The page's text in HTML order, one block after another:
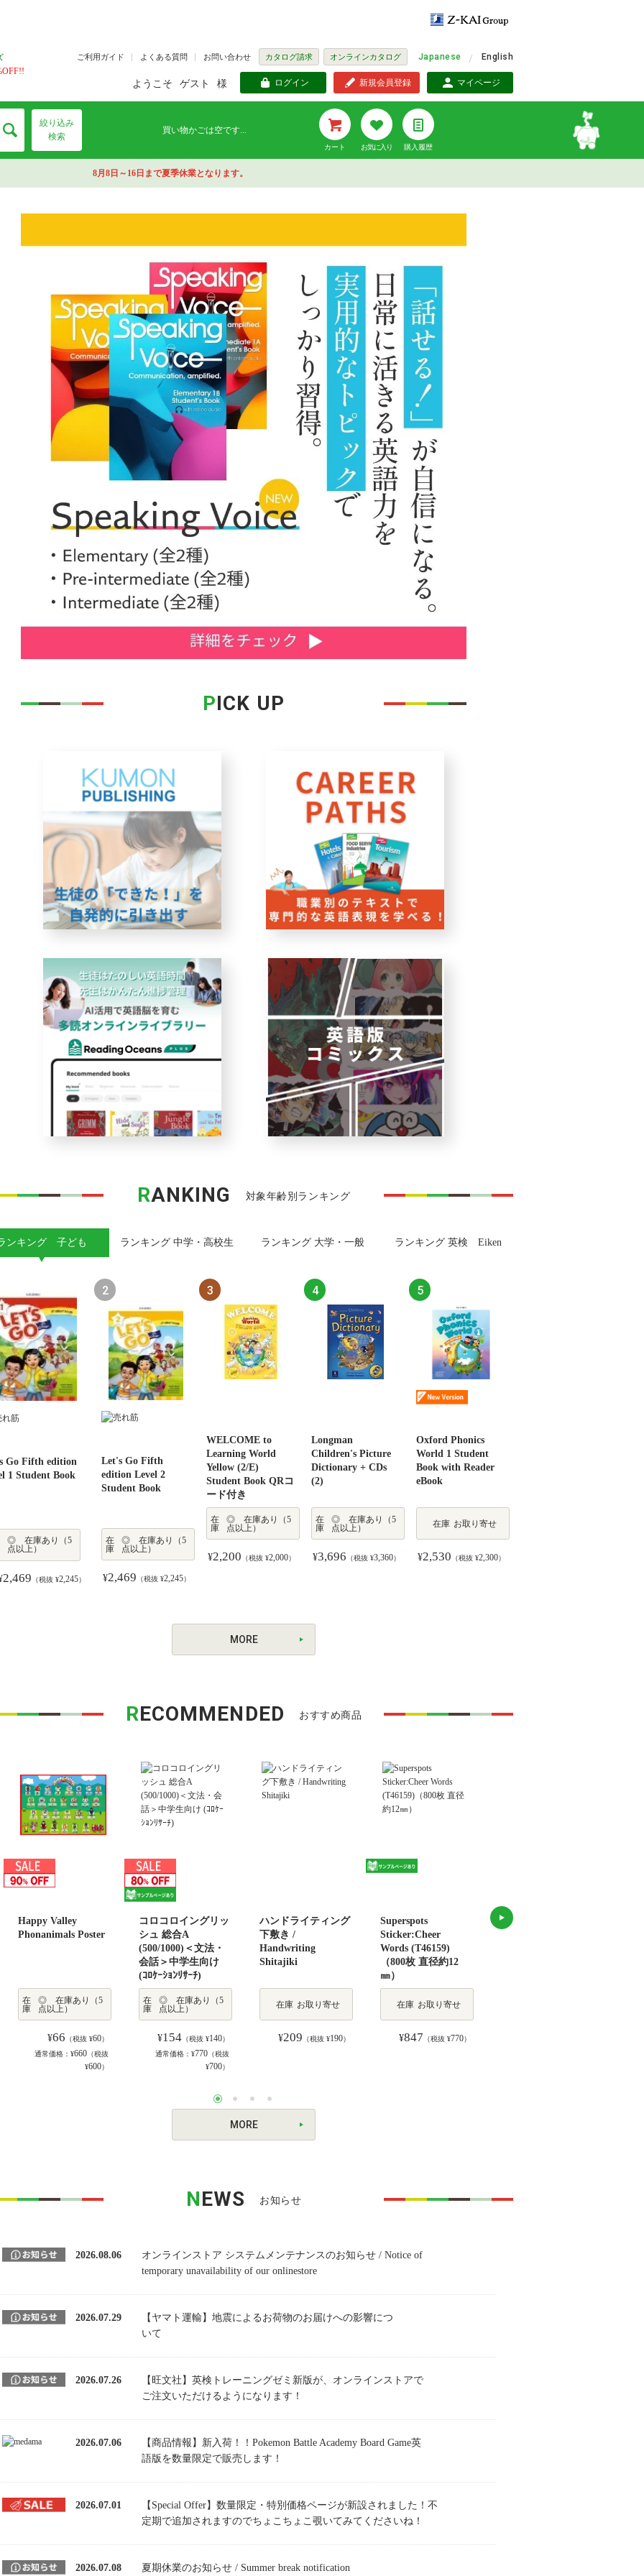
ご利用ガイド よくある質問 お問い合わせ カタログ請求 オンラインカタログ Japanese English
ようこそ ゲスト 様 ログイン 新規会員登録 マイページ
絞り込み
検索
買い物かごは空です...
カート お気に入り 購入履歴
8月8日～16日まで夏季休業となります。
PICK UP
RANKING 対象年齢別ランキング
ンキング 子ども
Go Fifth edition
1 Student Book
◎ 在庫あり（5
点以上）
2,469 （税抜 ¥2,245）
Let's Go Fifth
edition Level 2
Student Book
在
庫
◎ 在庫あり（5
点以上）
¥2,469 （税抜 ¥2,245）
WELCOME to
Learning World
Yellow (2/E)
Student Book QRコ
ード付き
在
庫
◎ 在庫あり（5
点以上）
¥2,200 （税抜 ¥2,000）
Longman
Children's Picture
Dictionary + CDs
(2)
在
庫
◎ 在庫あり（5
点以上）
¥3,696 （税抜 ¥3,360）
Oxford Phonics
World 1 Student
Book with Reader
eBook
在庫 お取り寄せ
¥2,530 （税抜 ¥2,300）
MORE
ランキング 中学・高校生
3,443（税抜 ¥
with Online
Practice
庫
～4点）
¥3,652
Side by Side Level 2
Extra : Student
Book and eText
在
庫
◎ 在庫あり（5
点以上）
¥3,443 （税抜 ¥3,130）
Smart Choice 2
(4/E) Student Book
with Online
Practice
在
庫
◎ 在庫あり（5
点以上）
¥3,652 （税抜 ¥3,320）
Get Ahead 1
Student Book
在庫 お取り寄せ
¥2,574 （税抜 ¥2,340）
ランキング 大学・一般
Pack
3,850（税抜 ¥
Student Book with
Oxford Online
Skills
¥3,850（税抜 ¥
Speakout 3rd
Edition B2
Student's Book and
eBook with Online
Practice
在庫 お取り寄せ
¥4,191 （税抜 ¥3,810）
Moi, je...ｺﾐｭﾆｹｰｼｮﾝ
ﾃｷｽﾄ A1
在
庫
○ 在庫わずか（1
～4点）
¥2,970 （税抜 ¥2,700）
New Conversations
in Class A2 Book 2
庫
点以上）
ランキング 英検 Eiken
社96234)
2,095（税抜 ¥
(旺文社)
¥1,540
英検準2級 でる順パ
ス単 5訂版
在庫 お取り寄せ
¥1,375 （税抜 ¥1,250）
英検5級をひとつひ
とつわかりやすく｡
改訂版
在庫 お取り寄せ
¥1,320 （税抜 ¥1,200）
DAILY3週間 英検2
級 集中ｾﾞﾐ 6訂版
(旺文社)
○ 在庫わずか（1
～4点）
¥165（税抜 ¥150）
RECOMMENDED おすすめ商品
Happy Valley
Phonanimals Poster
在
庫
◎ 在庫あり（5
点以上）
¥66 （税抜 ¥60）
通常価格：¥660 （税抜
¥600）
コロコロイングリッ
シュ 総合A
(500/1000)＜文法・
会話＞中学生向け
(ｺﾛｹｰｼｮﾝﾘｻｰﾁ)
在
庫
◎ 在庫あり（5
点以上）
¥154 （税抜 ¥140）
通常価格：¥770 （税抜
¥700）
ハンドライティング
下敷き /
Handwriting
Shitajiki
在庫 お取り寄せ
¥209 （税抜 ¥190）
Superspots
Sticker:Cheer
Words (T46159)
（800枚 直径約12
㎜）
在庫 お取り寄せ
¥847 （税抜 ¥770）
Flash Kids Flash
MORE
NEWS お知らせ
2026.08.06
オンラインストア システムメンテナンスのお知らせ / Notice of
temporary unavailability of our onlinestore
2026.07.29
【ヤマト運輸】地震によるお荷物のお届けへの影響につ
いて
2026.07.26
【旺文社】英検トレーニングゼミ新版が、オンラインストアで
ご注文いただけるようになります！
2026.07.06
【商品情報】新入荷！！Pokemon Battle Academy Board Game英
語版を数量限定で販売します！
2026.07.01
【Special Offer】数量限定・特別価格ページが新設されました！不
定期で追加されますのでちょこちょこ覗いてみてくださいね！
2026.07.08 夏期休業のお知らせ / Summer break notification